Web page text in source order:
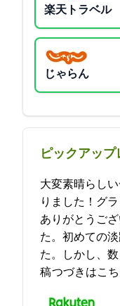
楽天トラベル
じゃらん
ピックアップ
大変素晴らし
りました！グ
ありがとうご
た。初めての
た。しかし、数日前
稿つづきはこ